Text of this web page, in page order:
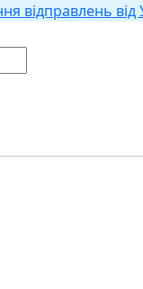
відправлень